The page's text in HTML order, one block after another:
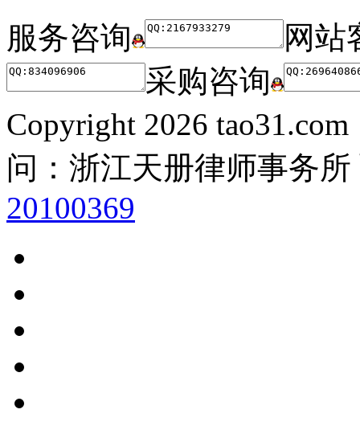
服务咨询
网站
采购咨询
Copyright 2026
问：浙江天册律师事务
20100369